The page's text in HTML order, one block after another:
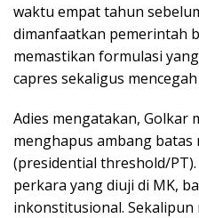
waktu empat tahun
dimanfaatkan pemerintah
memastikan formulasi
capres sekaligus
Adies mengatakan, Golkar
menghapus ambang
(presidential threshold/
perkara yang diuji di MK,
inkonstitusional.